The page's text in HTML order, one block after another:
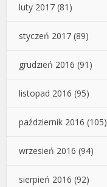
luty 2017 (81)
styczeń 2017 (89)
grudzień 2016 (91)
listopad 2016 (95)
październik 2016 (105)
wrzesień 2016 (94)
sierpień 2016 (92)